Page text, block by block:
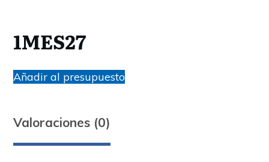
1MES27
Añadir al presupuesto
Valoraciones (0)